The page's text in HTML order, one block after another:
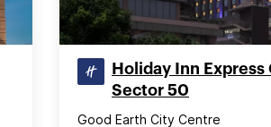
Holiday Inn Express
Sector 50
Good Earth City Centre